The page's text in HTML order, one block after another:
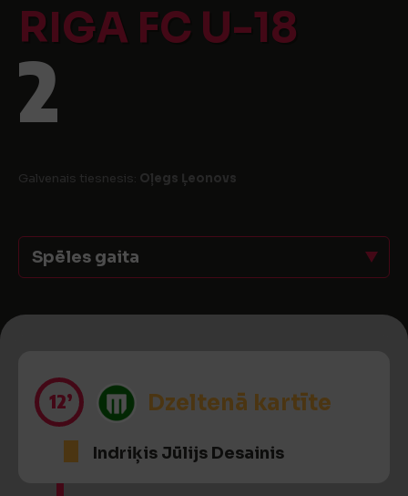
RIGA FC U-18
2
Galvenais tiesnesis: Oļegs Ļeonovs
Spēles gaita
12’ Dzeltenā kartīte
Indriķis Jūlijs Desainis